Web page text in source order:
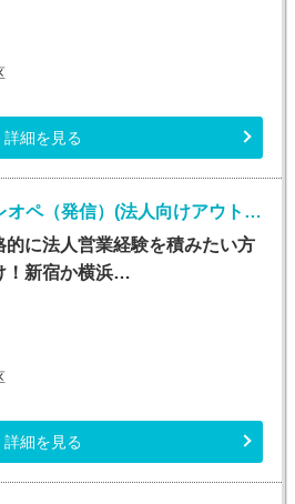
詳細を見る
コールセンター・テレオペ（発信）(法人向けアウトバウンド業務/週5/9~18時)
的に法人営業経験を積みたい方
！新宿か横浜…
詳細を見る